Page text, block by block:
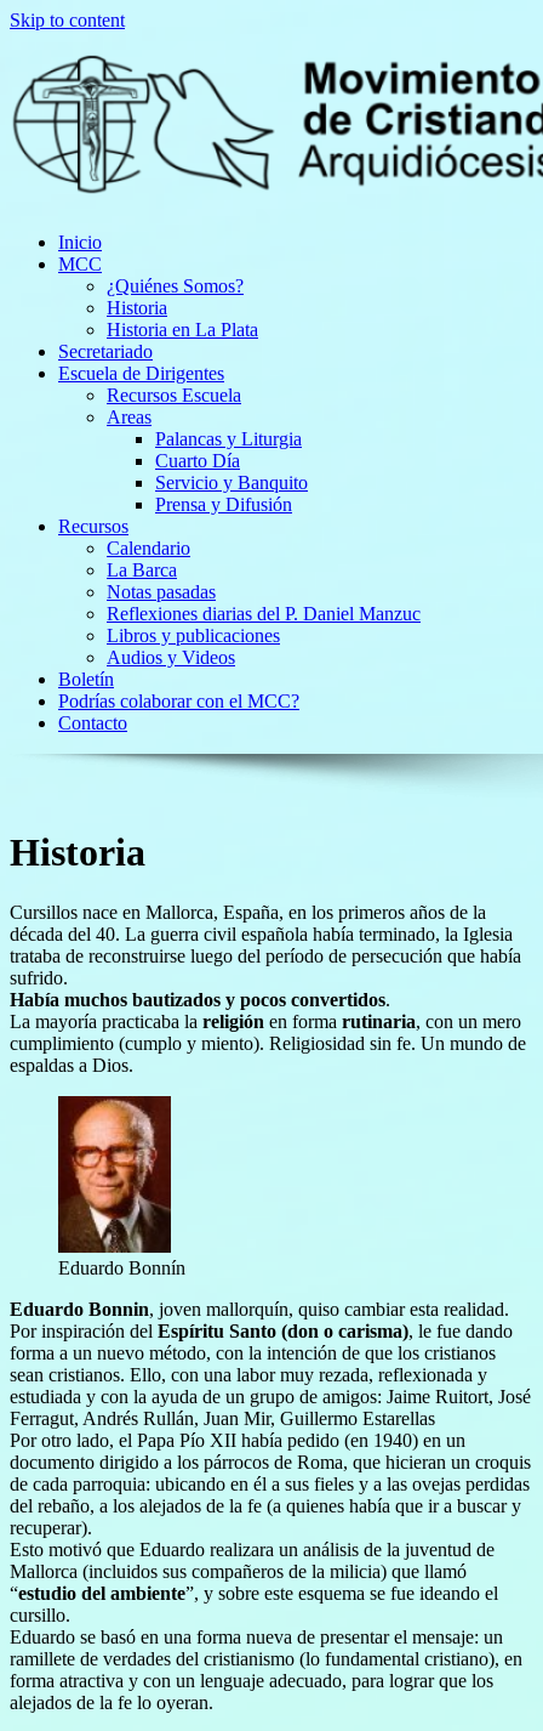
Skip to content
Inicio
MCC
¿Quiénes Somos?
Historia
Historia en La Plata
Secretariado
Escuela de Dirigentes
Recursos Escuela
Areas
Palancas y Liturgia
Cuarto Día
Servicio y Banquito
Prensa y Difusión
Recursos
Calendario
La Barca
Notas pasadas
Reflexiones diarias del P. Daniel Manzuc
Libros y publicaciones
Audios y Videos
Boletín
Podrías colaborar con el MCC?
Contacto
Historia
Cursillos nace en Mallorca, España, en los primeros años de la
década del 40. La guerra civil española había terminado, la Iglesia
trataba de reconstruirse luego del período de persecución que había
sufrido.
Había muchos bautizados y pocos convertidos.
La mayoría practicaba la religión en forma rutinaria, con un mero
cumplimiento (cumplo y miento). Religiosidad sin fe. Un mundo de
espaldas a Dios.
Eduardo Bonnín
Eduardo Bonnin, joven mallorquín, quiso cambiar esta realidad.
Por inspiración del Espíritu Santo (don o carisma), le fue dando
forma a un nuevo método, con la intención de que los cristianos
sean cristianos. Ello, con una labor muy rezada, reflexionada y
estudiada y con la ayuda de un grupo de amigos: Jaime Ruitort, José
Ferragut, Andrés Rullán, Juan Mir, Guillermo Estarellas
Por otro lado, el Papa Pío XII había pedido (en 1940) en un
documento dirigido a los párrocos de Roma, que hicieran un croquis
de cada parroquia: ubicando en él a sus fieles y a las ovejas perdidas
del rebaño, a los alejados de la fe (a quienes había que ir a buscar y
recuperar).
Esto motivó que Eduardo realizara un análisis de la juventud de
Mallorca (incluidos sus compañeros de la milicia) que llamó
“estudio del ambiente”, y sobre este esquema se fue ideando el
cursillo.
Eduardo se basó en una forma nueva de presentar el mensaje: un
ramillete de verdades del cristianismo (lo fundamental cristiano), en
forma atractiva y con un lenguaje adecuado, para lograr que los
alejados de la fe lo oyeran.